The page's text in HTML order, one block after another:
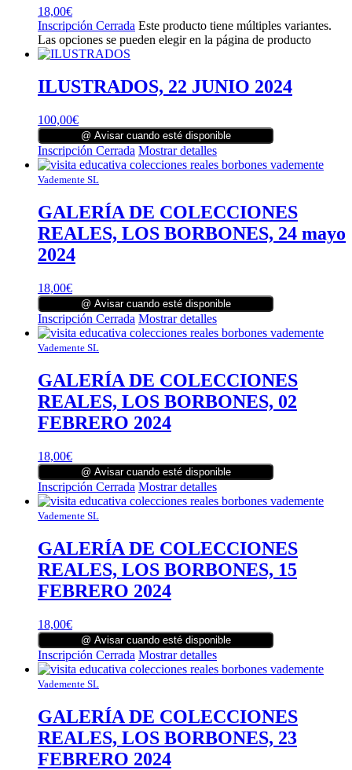
18,00€
Inscripción Cerrada Este producto tiene múltiples variantes.
Las opciones se pueden elegir en la página de producto
ILUSTRADOS, 22 JUNIO 2024
100,00€
@ Avisar cuando esté disponible
Inscripción Cerrada Mostrar detalles
Vademente SL
GALERÍA DE COLECCIONES
REALES, LOS BORBONES, 24 mayo
2024
18,00€
@ Avisar cuando esté disponible
Inscripción Cerrada Mostrar detalles
Vademente SL
GALERÍA DE COLECCIONES
REALES, LOS BORBONES, 02
FEBRERO 2024
18,00€
@ Avisar cuando esté disponible
Inscripción Cerrada Mostrar detalles
Vademente SL
GALERÍA DE COLECCIONES
REALES, LOS BORBONES, 15
FEBRERO 2024
18,00€
@ Avisar cuando esté disponible
Inscripción Cerrada Mostrar detalles
Vademente SL
GALERÍA DE COLECCIONES
REALES, LOS BORBONES, 23
FEBRERO 2024